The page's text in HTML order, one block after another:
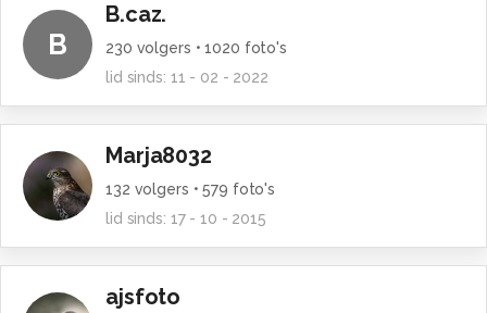
B
B.caz.
230 volgers •1020 foto's
lid sinds: 11 - 02 - 2022
Marja8032
132 volgers •579 foto's
lid sinds: 17 - 10 - 2015
ajsfoto